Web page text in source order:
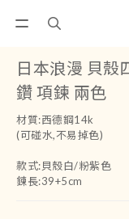
日本浪漫 貝殼
鑽 項鍊 兩色
材質:西德鋼14k
(可碰水,不易掉色)
款式:貝殼白/粉紫色
鍊長:39+5cm